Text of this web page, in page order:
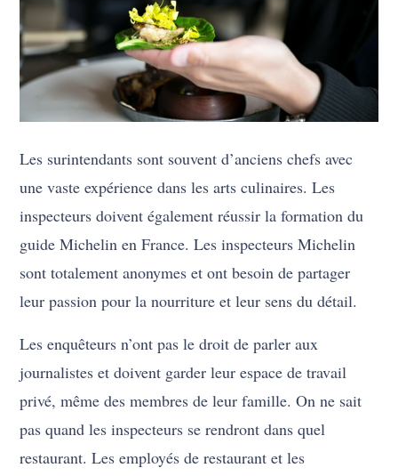
Les surintendants sont souvent d’anciens chefs avec
une vaste expérience dans les arts culinaires. Les
inspecteurs doivent également réussir la formation du
guide Michelin en France. Les inspecteurs Michelin
sont totalement anonymes et ont besoin de partager
leur passion pour la nourriture et leur sens du détail.
Les enquêteurs n’ont pas le droit de parler aux
journalistes et doivent garder leur espace de travail
privé, même des membres de leur famille. On ne sait
pas quand les inspecteurs se rendront dans quel
restaurant. Les employés de restaurant et les